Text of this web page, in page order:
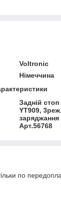
Voltronic
Німеччина
Задній
YT909,
Арт.56768
по